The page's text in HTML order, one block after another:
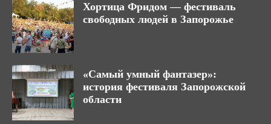
Хортица Фридом — фестиваль
свободных людей в Запорожье
«Самый умный фантазер»:
история фестиваля Запорожской
области